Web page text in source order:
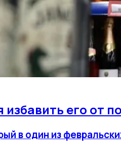
его от
в один из